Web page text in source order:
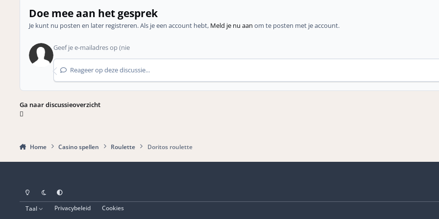
Doe mee aan het gesprek
Je kunt nu posten en later registreren. Als je een account hebt, Meld je nu aan om te posten met je account.
Reageer op deze discussie...
Ga naar discussieoverzicht
Home Casino spellen Roulette Doritos roulette
Light ModeDark ModeSysteemvoorkeuren
Taal Privacybeleid Cookies